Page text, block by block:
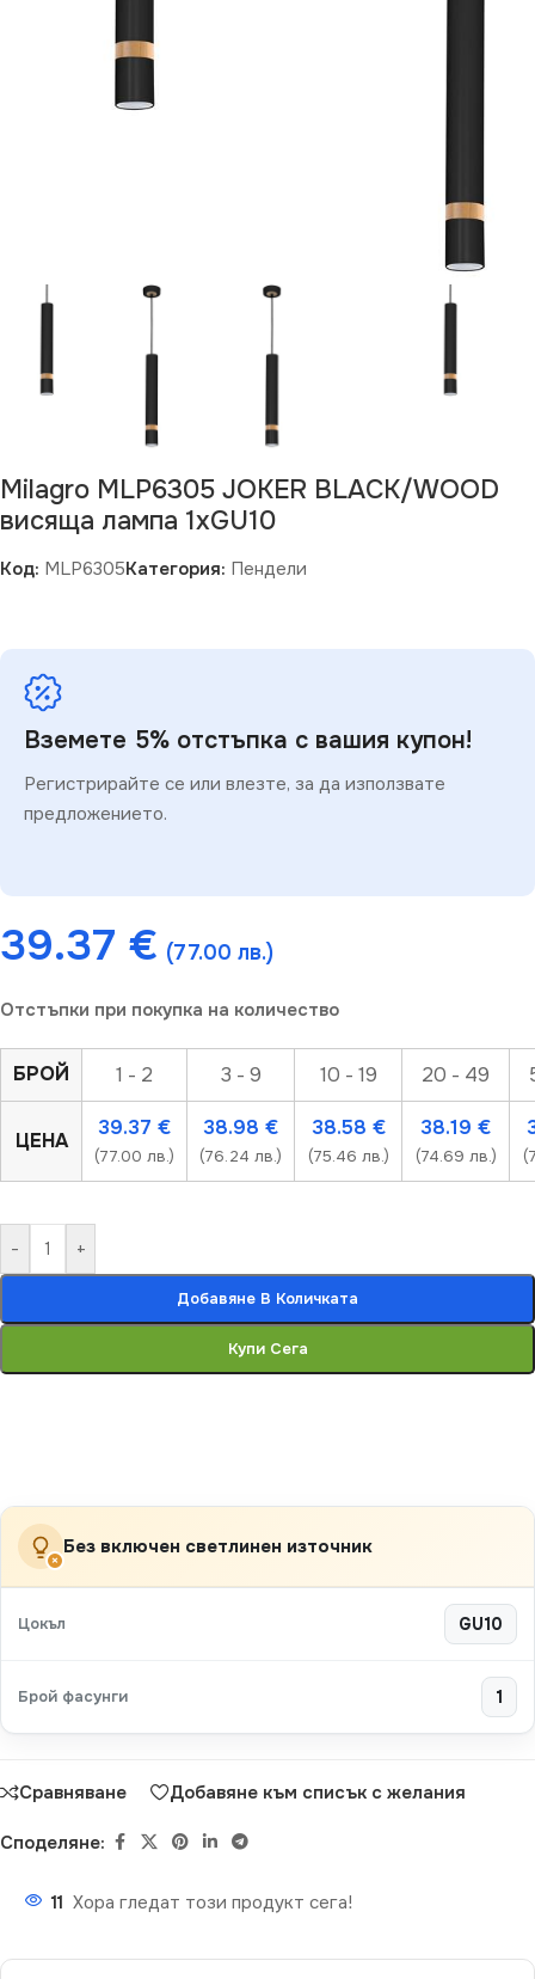
Milagro MLP6305 JOKER BLACK/WOOD
висяща лампа 1xGU10
Код: MLP6305Категория: Пендели
Вземете 5% отстъпка с вашия купон!
Регистрирайте се или влезте, за да използвате
предложението.
39.37 € (77.00 лв.)
Отстъпки при покупка на количество
БРОЙ 1 - 2 3 - 9 10 - 19 20 - 49
ЦЕНА
39.37 €
(77.00 лв.)
38.98 €
(76.24 лв.)
38.58 €
(75.46 лв.)
38.19 €
(74.69 лв.)
- +
Добавяне В Количката
Купи Сега
×
Без включен светлинен източник
Цокъл GU10
Брой фасунги 1
Сравняване Добавяне към списък с желания
Споделяне:
11 Хора гледат този продукт сега!